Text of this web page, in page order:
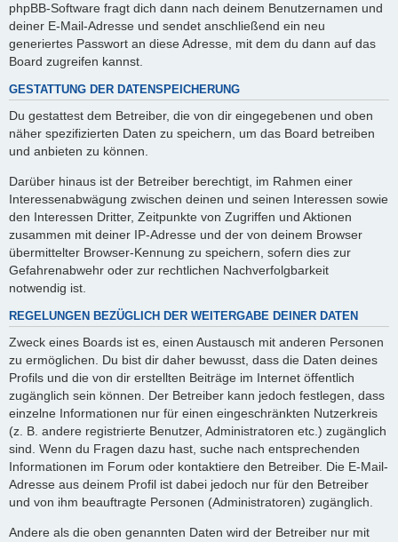
phpBB-Software fragt dich dann nach deinem Benutzernamen und
deiner E-Mail-Adresse und sendet anschließend ein neu
generiertes Passwort an diese Adresse, mit dem du dann auf das
Board zugreifen kannst.
GESTATTUNG DER DATENSPEICHERUNG
Du gestattest dem Betreiber, die von dir eingegebenen und oben
näher spezifizierten Daten zu speichern, um das Board betreiben
und anbieten zu können.
Darüber hinaus ist der Betreiber berechtigt, im Rahmen einer
Interessenabwägung zwischen deinen und seinen Interessen sowie
den Interessen Dritter, Zeitpunkte von Zugriffen und Aktionen
zusammen mit deiner IP-Adresse und der von deinem Browser
übermittelter Browser-Kennung zu speichern, sofern dies zur
Gefahrenabwehr oder zur rechtlichen Nachverfolgbarkeit
notwendig ist.
REGELUNGEN BEZÜGLICH DER WEITERGABE DEINER DATEN
Zweck eines Boards ist es, einen Austausch mit anderen Personen
zu ermöglichen. Du bist dir daher bewusst, dass die Daten deines
Profils und die von dir erstellten Beiträge im Internet öffentlich
zugänglich sein können. Der Betreiber kann jedoch festlegen, dass
einzelne Informationen nur für einen eingeschränkten Nutzerkreis
(z. B. andere registrierte Benutzer, Administratoren etc.) zugänglich
sind. Wenn du Fragen dazu hast, suche nach entsprechenden
Informationen im Forum oder kontaktiere den Betreiber. Die E-Mail-
Adresse aus deinem Profil ist dabei jedoch nur für den Betreiber
und von ihm beauftragte Personen (Administratoren) zugänglich.
Andere als die oben genannten Daten wird der Betreiber nur mit